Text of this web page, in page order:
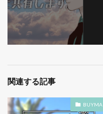
関連する記事
BUYMA